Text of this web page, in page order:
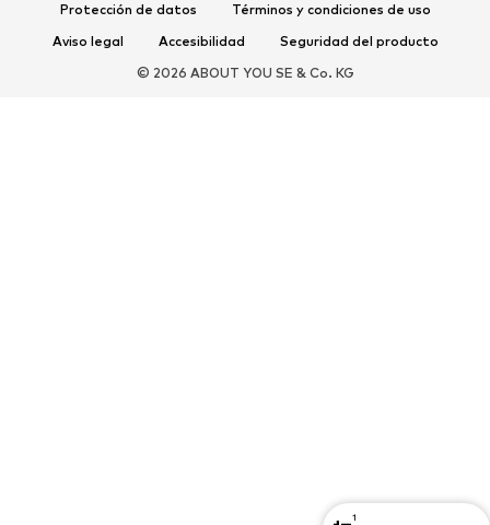
1
COMPLEMENTOS
Protección de datos
Términos y condiciones de uso
Aviso legal
Accesibilidad
Seguridad del producto
© 2026 ABOUT YOU SE & Co. KG